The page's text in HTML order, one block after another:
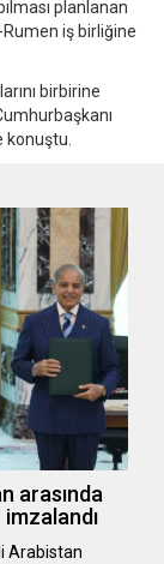
planlanan
Rumen iş birliğine
birbirine
konuştu.
arasında
Arabistan